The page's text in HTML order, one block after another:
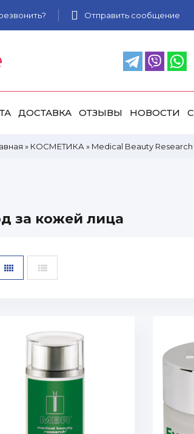
Отправить сообщение
ДОСТАВКА ОТЗЫВЫ НОВОСТИ
» КОСМЕТИКА » Medical Beauty Research
за кожей лица